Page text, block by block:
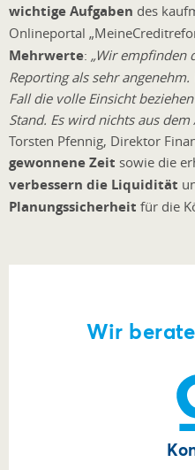
wichtige Aufgaben des
Onlineportal
Mehrwerte: „Wir empfinden
Reporting als sehr
Fall die volle Einsicht
Stand. Es wird nichts aus dem
Torsten Pfennig, Direktor
gewonnene Zeit sowie die
verbessern die Liquidität
Planungssicherheit für die
Wir